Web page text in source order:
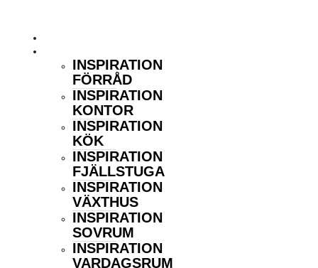
INSPIRATION
FÖRRÅD
INSPIRATION
KONTOR
INSPIRATION
KÖK
INSPIRATION
FJÄLLSTUGA
INSPIRATION
VÄXTHUS
INSPIRATION
SOVRUM
INSPIRATION
VARDAGSRUM